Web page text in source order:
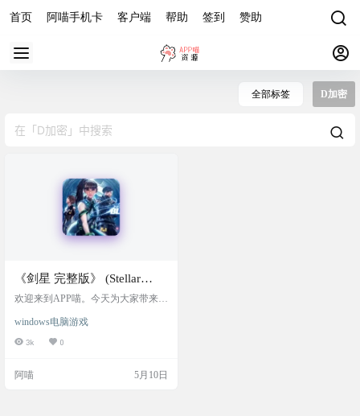
首页 阿喵手机卡 客户端 帮助 签到 赞助
全部标签 D加密
《剑星 完整版》 (Stellar
Blade) PC破解版，原版镜像
voices38破解文件，绕过D加
密，附安装游玩教程
欢迎来到APP喵。今天为大家带来的
韩国开发商SHIFT UP打造的PlayStati
on®5热门动作游戏《剑星 (Stellar Bla
版本放出！ 特别声明：如果您喜欢
windows电脑游戏
3k 0
阿喵 5月10日